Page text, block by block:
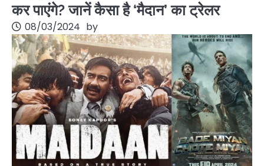
कर पाएंगे? जानें कैसा है ‘मैदान’ का ट्रेलर
08/03/2024 by